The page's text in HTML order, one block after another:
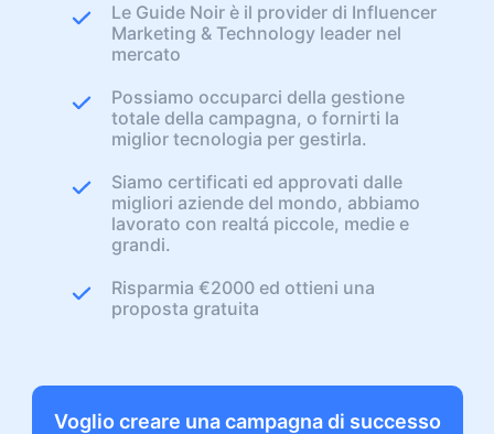
Le Guide Noir è il provider di Influencer
Marketing & Technology leader nel
mercato
Possiamo occuparci della gestione
totale della campagna, o fornirti la
miglior tecnologia per gestirla.
Siamo certificati ed approvati dalle
migliori aziende del mondo, abbiamo
lavorato con realtá piccole, medie e
grandi.
Risparmia €2000 ed ottieni una
proposta gratuita
Voglio creare una campagna di successo